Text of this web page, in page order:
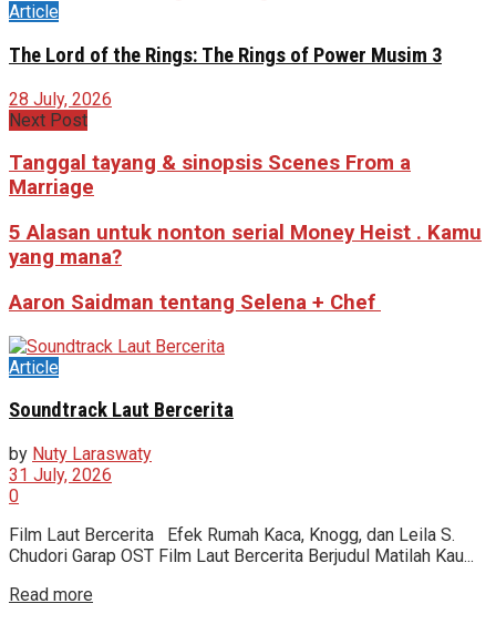
Article
The Lord of the Rings: The Rings of Power Musim 3
28 July, 2026
Next Post
Tanggal tayang & sinopsis Scenes From a
Marriage
5 Alasan untuk nonton serial Money Heist . Kamu
yang mana?
Aaron Saidman tentang Selena + Chef
Article
Soundtrack Laut Bercerita
by Nuty Laraswaty
31 July, 2026
0
Film Laut Bercerita Efek Rumah Kaca, Knogg, dan Leila S.
Chudori Garap OST Film Laut Bercerita Berjudul Matilah Kau...
Read more